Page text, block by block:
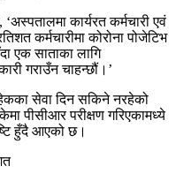
कार्यरत कर्मचारी एवं
कर्मचारीमा कोरोना पोजेटिभ
एक साताका लागि
गराउँन चाहन्छौं।’
सेवा दिन सकिने नरहेको
पीसीआर परीक्षण गरिएकामध्ये
हुँदै आएको छ।